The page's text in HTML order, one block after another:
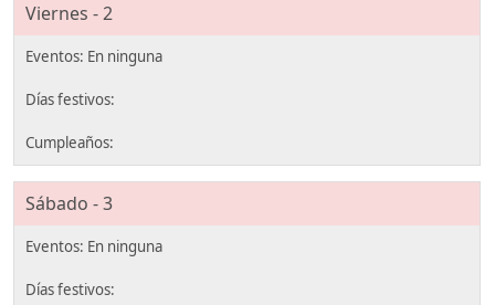
Viernes - 2
Sábado - 3